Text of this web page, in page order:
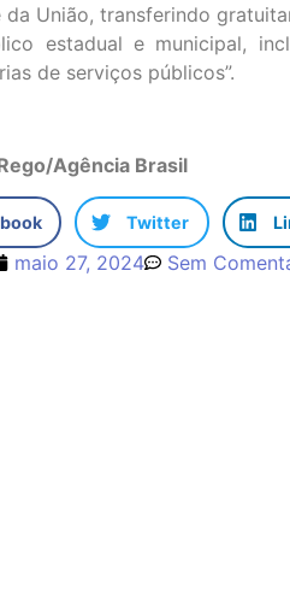
União, transferindo
estadual e municipal,
de serviços públicos”.
Agência Brasil
Twitter
maio 27, 2024 Sem